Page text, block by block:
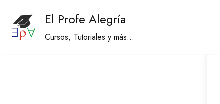
Saltar
El Profe Alegría
Cursos, Tutoriales y más...